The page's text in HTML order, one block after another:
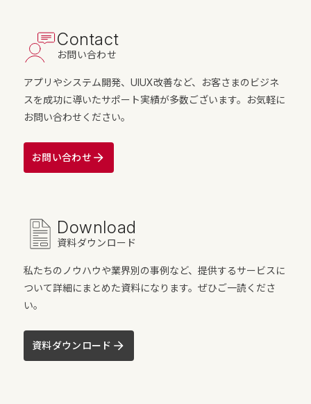
Contact
お問い合わせ
アプリやシステム開発、UIUX改善など、お客さまのビジネ
スを成功に導いたサポート実績が多数ございます。お気軽に
お問い合わせください。
お問い合わせ
Download
資料ダウンロード
私たちのノウハウや業界別の事例など、提供するサービスに
ついて詳細にまとめた資料になります。ぜひご一読くださ
い。
資料ダウンロード